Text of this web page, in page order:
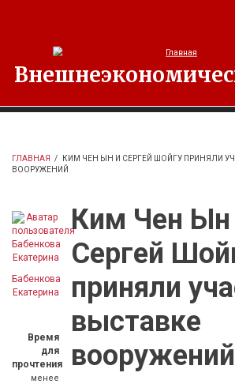
ГЛАВНАЯ /
КИМ ЧЕН ЫН И СЕРГЕЙ ШОЙГУ ПРИНЯЛИ
ВООРУЖЕНИЙ
Бабенкова
Екатерина
Время
для
прочтения
менее
Ким Чен Ын
Сергей
приняли
выставке
вооружений